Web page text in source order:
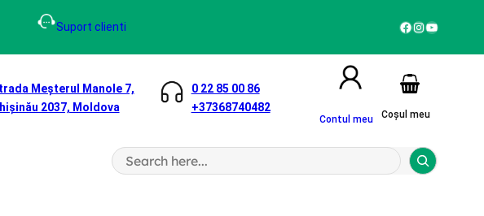
Suport clienti Facebook InstagramYouTube
Meșterul Manole 7,
2037, Moldova
0 22 85 00 86
+37368740482
Contul meu Coșul meu
S
e